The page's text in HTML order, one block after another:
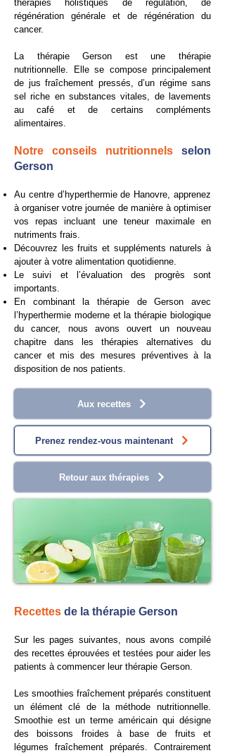
thérapies holistiques de régulation, de
régénération générale et de régénération du
cancer.
​La thérapie Gerson est une thérapie
nutritionnelle. Elle se compose principalement
de jus fraîchement pressés, d’un régime sans
sel riche en substances vitales, de lavements
au café et de certains compléments
alimentaires.
Notre conseils nutritionnels selon
Gerson
Au centre d’hyperthermie de Hanovre, apprenez
à organiser votre journée de manière à optimiser
vos repas incluant une teneur maximale en
nutriments frais.
Découvrez les fruits et suppléments naturels à
ajouter à votre alimentation quotidienne.
Le suivi et l’évaluation des progrès sont
importants.
En combinant la thérapie de Gerson avec
l’hyperthermie moderne et la thérapie biologique
du cancer, nous avons ouvert un nouveau
chapitre dans les thérapies alternatives du
cancer et mis des mesures préventives à la
disposition de nos patients.
Aux recettes
Prenez rendez-vous maintenant
Retour aux thérapies
Recettes de la thérapie Gerson
Sur les pages suivantes, nous avons compilé
des recettes éprouvées et testées pour aider les
patients à commencer leur thérapie Gerson.
​Les smoothies fraîchement préparés constituent
un élément clé de la méthode nutritionnelle.
Smoothie est un terme américain qui désigne
des boissons froides à base de fruits et
légumes fraîchement préparés. Contrairement